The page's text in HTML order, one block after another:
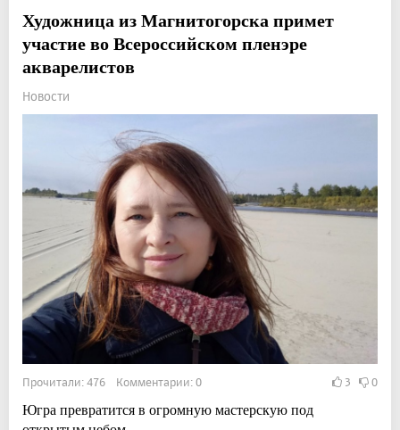
Художница из Магнитогорска примет
участие во Всероссийском пленэре
акварелистов
Новости
Прочитали: 476 Комментарии: 0 3 0
Югра превратится в огромную мастерскую под